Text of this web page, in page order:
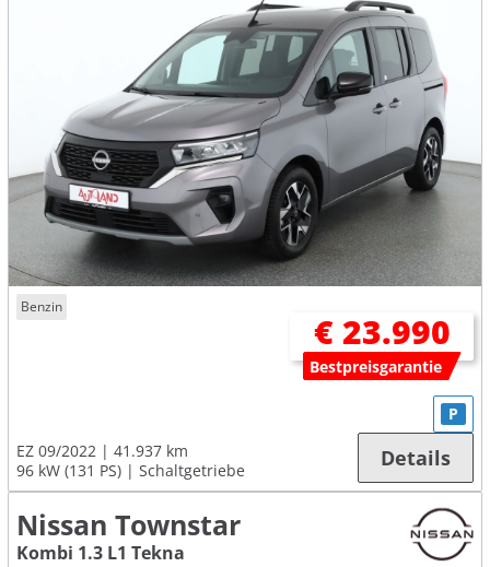
Benzin
€ 23.990
Bestpreisgarantie
EZ 09/2022
41.937 km
96 kW (131 PS)
Schaltgetriebe
P
Details
Nissan Townstar
Kombi 1.3 L1 Tekna